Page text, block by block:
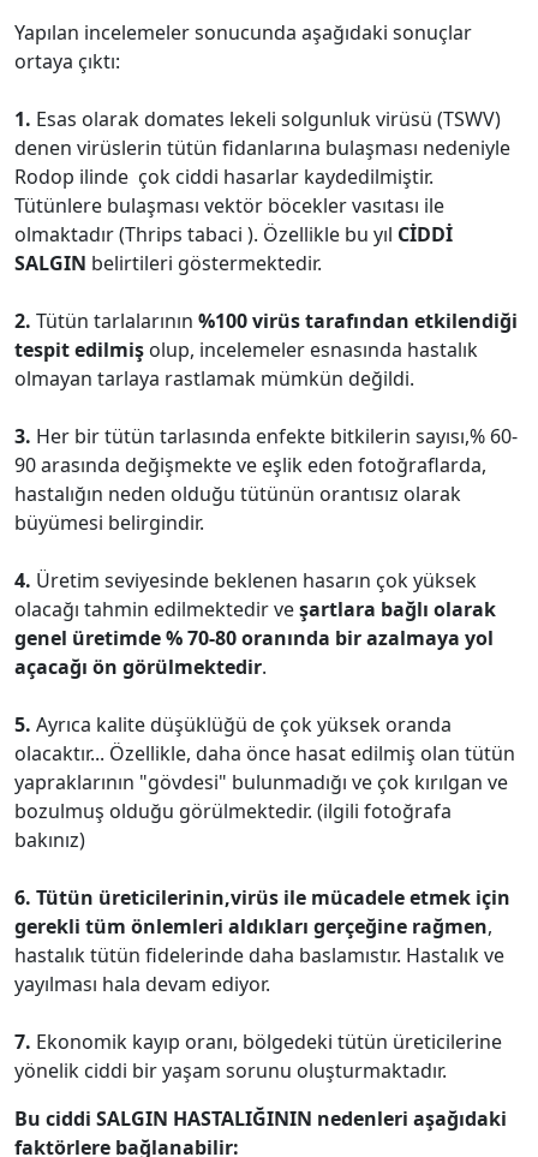
Yapılan incelemeler sonucunda aşağıdaki sonuçlar
ortaya çıktı:
1. Esas olarak domates lekeli solgunluk virüsü (TSWV)
denen virüslerin tütün fidanlarına bulaşması nedeniyle
Rodop ilinde çok ciddi hasarlar kaydedilmiştir.
Tütünlere bulaşması vektör böcekler vasıtası ile
olmaktadır (Thrips tabaci ). Özellikle bu yıl CİDDİ
SALGIN belirtileri göstermektedir.
2. Tütün tarlalarının %100 virüs tarafından etkilendiği
tespit edilmiş olup, incelemeler esnasında hastalık
olmayan tarlaya rastlamak mümkün değildi.
3. Her bir tütün tarlasında enfekte bitkilerin sayısı,% 60-
90 arasında değişmekte ve eşlik eden fotoğraflarda,
hastalığın neden olduğu tütünün orantısız olarak
büyümesi belirgindir.
4. Üretim seviyesinde beklenen hasarın çok yüksek
olacağı tahmin edilmektedir veşartlara bağlı olarak
genel üretimde % 70-80 oranında bir azalmaya yol
açacağı ön görülmektedir.
5. Ayrıca kalite düşüklüğü de çok yüksek oranda
olacaktır... Özellikle, daha önce hasat edilmiş olan tütün
yapraklarının "gövdesi" bulunmadığı ve çok kırılgan ve
bozulmuş olduğu görülmektedir. (ilgili fotoğrafa
bakınız)
6. Tütün üreticilerinin,virüs ile mücadele etmek için
gerekli tüm önlemleri aldıkları gerçeğine rağmen,
hastalık tütün fidelerinde daha baslamıstır. Hastalık ve
yayılması hala devam ediyor.
7. Ekonomik kayıp oranı, bölgedeki tütün üreticilerine
yönelik ciddi bir yaşam sorunu oluşturmaktadır.
Bu ciddi SALGIN HASTALIĞININ nedenleri aşağıdaki
faktörlere bağlanabilir: